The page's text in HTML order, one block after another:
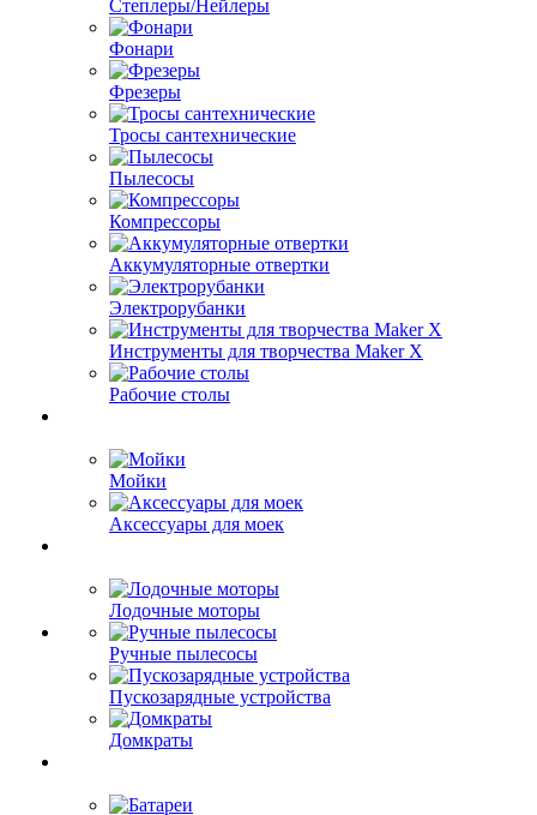
Степлеры/Нейлеры
Фонари
Фрезеры
Тросы сантехнические
Пылесосы
Компрессоры
Аккумуляторные отвертки
Электрорубанки
Инструменты для творчества Maker X
Рабочие столы
Мойки
Аксессуары для моек
Лодочные моторы
Ручные пылесосы
Пускозарядные устройства
Домкраты